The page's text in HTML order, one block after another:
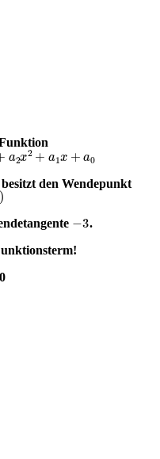
+a1x+a
den Wendepunkt
)
3.